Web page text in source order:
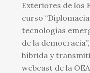
Exteriores de los
curso
tecnologías
de la
híbrida y
webcast de la